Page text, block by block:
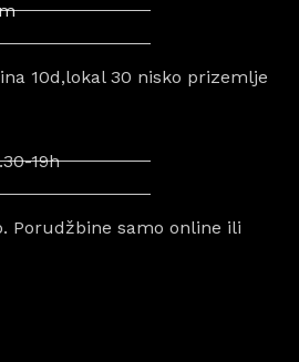
10d,lokal 30 nisko prizemlje
19h
Porudžbine samo online ili